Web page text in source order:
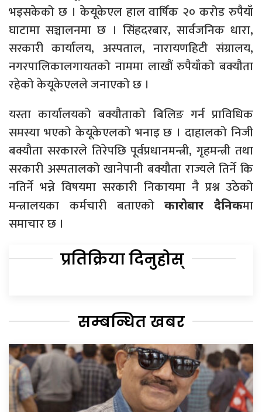
भइसकेको छ । केयूकेएल हाल वार्षिक २० करोड रुपैयाँ
घाटामा सञ्चालनमा छ । सिंहदरबार, सार्वजनिक धारा,
सरकारी कार्यालय, अस्पताल, नारायणहिटी संग्रालय,
नगरपालिकालगायतको नाममा लाखौं रुपैयाँको बक्यौता
रहेको केयूकेएलले जनाएको छ ।
यस्ता कार्यालयको बक्यौताको बिलिङ गर्न प्राविधिक
समस्या भएको केयूकेएलको भनाइ छ । दाहालको निजी
बक्यौता सरकारले तिरेपछि पूर्वप्रधानमन्त्री, गृहमन्त्री तथा
सरकारी अस्पतालको खानेपानी बक्यौता राज्यले तिर्ने कि
नतिर्ने भन्ने विषयमा सरकारी निकायमा नै प्रश्न उठेको
मन्त्रालयका कर्मचारी बताएकोकारोबार दैनिकमा
समाचार छ ।
प्रतिक्रिया दिनुहोस्
सम्बन्धित खबर